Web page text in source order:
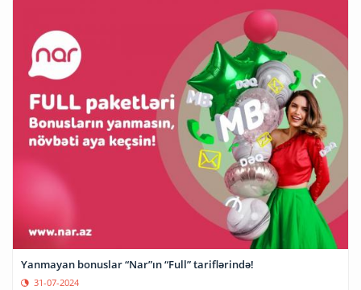
Yanmayan bonuslar “Nar”ın “Full” tariflərində!
31-07-2024